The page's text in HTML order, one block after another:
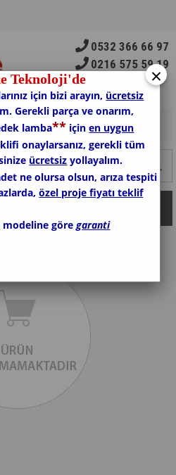
0532 366 66 97
0216 575 59 19
0 Ürün
×
Teknoloji'de
için bizi arayın, ücretsiz
Gerekli parça ve onarım,
lamba** içinen uygun
onaylarsanız, gerekli tüm
ücretsiz yollayalım.
ne olursa olsun, arıza tespiti
özel proje fiyatı teklif
modeline göregaranti